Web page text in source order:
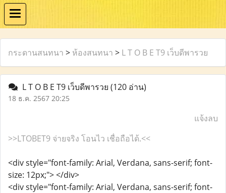
กระดานสนทนา > ห้องสนทนา > L T O B E T9 เว็บดีพารวย
L T O B E T9 เว็บดีพารวย (120 อ่าน)
18 ธ.ค. 2567 20:25
แจ้งลบ
>>LTOBET9 จ่ายจริง โอนไว เชื่อถือได้.<<
<div style="font-family: Arial, Verdana, sans-serif; font-
size: 12px;"></div>
<div style="font-family: Arial, Verdana, sans-serif; font-